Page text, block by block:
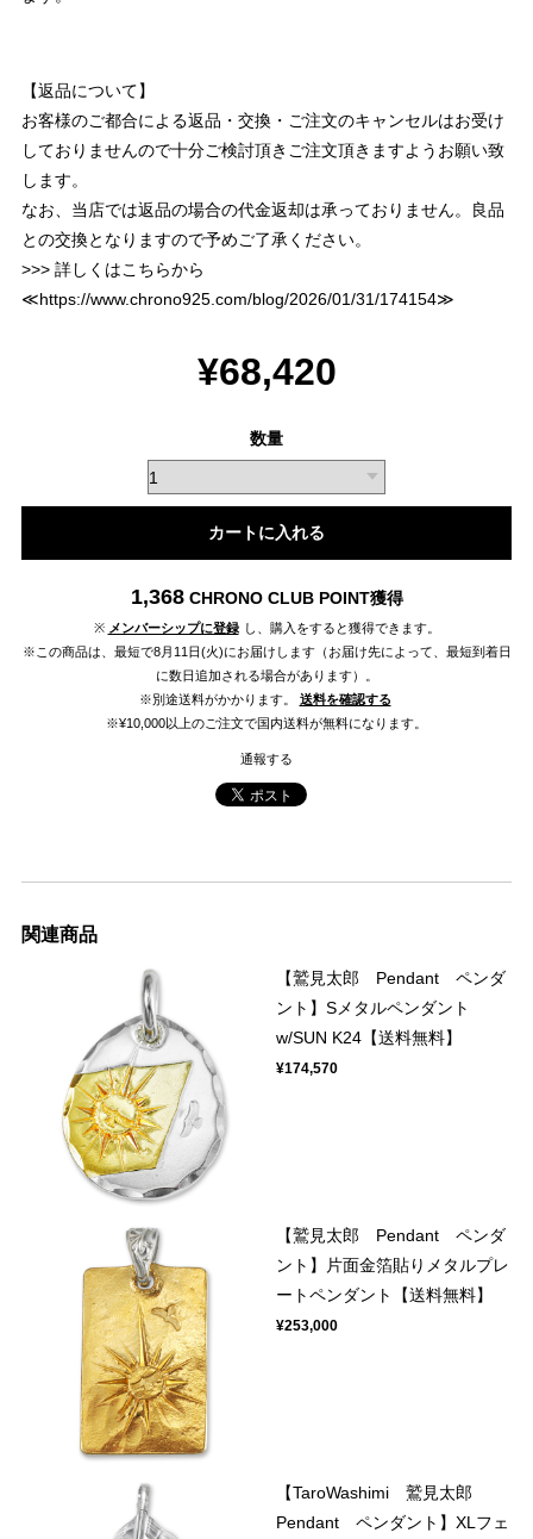
【返品について】
お客様のご都合による返品・交換・ご注文のキャンセルはお受け
しておりませんので十分ご検討頂きご注文頂きますようお願い致
します。
なお、当店では返品の場合の代金返却は承っておりません。良品
との交換となりますので予めご了承ください。
>>> 詳しくはこちらから
≪https://www.chrono925.com/blog/2026/01/31/174154≫
¥68,420
数量
カートに入れる
1,368 CHRONO CLUB POINT獲得
※ メンバーシップに登録 し、購入をすると獲得できます。
※この商品は、最短で8月11日(火)にお届けします（お届け先によって、最短到着日
に数日追加される場合があります）。
※別途送料がかかります。
送料を確認する
※¥10,000以上のご注文で国内送料が無料になります。
通報する
関連商品
【鷲見太郎 Pendant ペンダ
ント】Sメタルペンダント
w/SUN K24【送料無料】
¥174,570
【鷲見太郎 Pendant ペンダ
ント】片面金箔貼りメタルプレ
ートペンダント【送料無料】
¥253,000
【TaroWashimi 鷲見太郎
Pendant ペンダント】XLフェ